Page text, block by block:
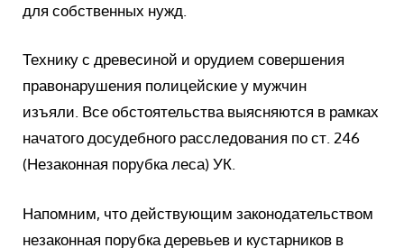
для собственных нужд.
Технику с древесиной и орудием совершения
правонарушения полицейские у мужчин
изъяли. Все обстоятельства выясняются в рамках
начатого досудебного расследования по ст.246
(Незаконная порубка леса) УК.
Напомним, что действующим законодательством
незаконная порубка деревьев и кустарников в